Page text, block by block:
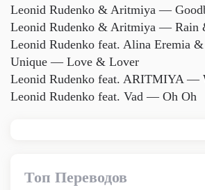
Leonid Rudenko & Aritmiya —
Leonid Rudenko & Aritmiya — Rain
Leonid Rudenko feat. Alina Eremia
Unique — Love & Lover
Leonid Rudenko feat. ARITMIYA —
Leonid Rudenko feat. Vad — Oh Oh
Топ Переводов